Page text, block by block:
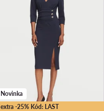
extra -25% Kód: LAST
Novinka